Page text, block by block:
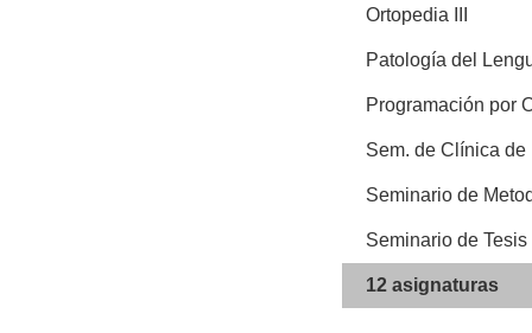
Ortopedia III
Patología del
Programación por
Sem. de Clínica
Seminario de
Seminario de Tesis
12 asignaturas